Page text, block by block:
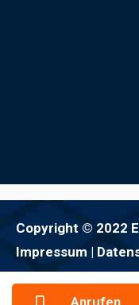
Copyright © 2022
Impressum |
Anrufen